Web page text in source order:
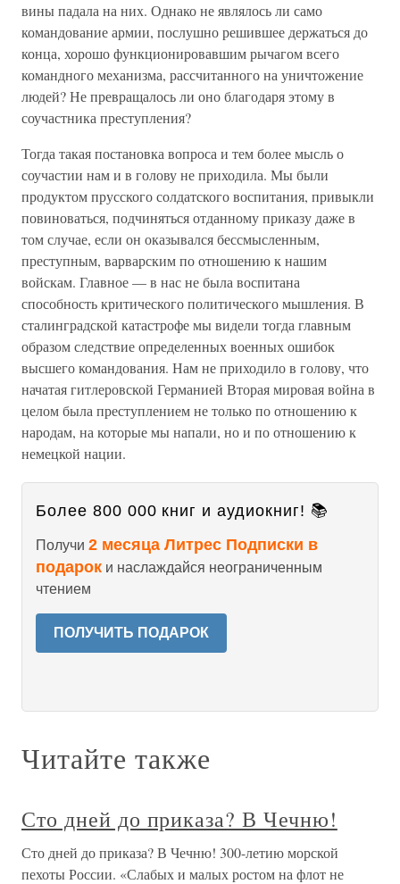
вины падала на них. Однако не являлось ли само
командование армии, послушно решившее держаться до
конца, хорошо функционировавшим рычагом всего
командного механизма, рассчитанного на уничтожение
людей? Не превращалось ли оно благодаря этому в
соучастника преступления?
Тогда такая постановка вопроса и тем более мысль о
соучастии нам и в голову не приходила. Мы были
продуктом прусского солдатского воспитания, привыкли
повиноваться, подчиняться отданному приказу даже в
том случае, если он оказывался бессмысленным,
преступным, варварским по отношению к нашим
войскам. Главное — в нас не была воспитана
способность критического политического мышления. В
сталинградской катастрофе мы видели тогда главным
образом следствие определенных военных ошибок
высшего командования. Нам не приходило в голову, что
начатая гитлеровской Германией Вторая мировая война в
целом была преступлением не только по отношению к
народам, на которые мы напали, но и по отношению к
немецкой нации.
Более 800 000 книг и аудиокниг! 📚
Получи 2 месяца Литрес Подписки в
подарок и наслаждайся неограниченным
чтением
ПОЛУЧИТЬ ПОДАРОК
Читайте также
Сто дней до приказа? В Чечню!
Сто дней до приказа? В Чечню! 300-летию морской
пехоты России. «Слабых и малых ростом на флот не